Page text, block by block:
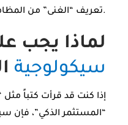
تعريف “الغنى” من المظاهر إلى الحرية والاستقلال.
لماذا يجب
سيكولوجية
إذا كنت قد قرأت كتباً مثل
“المستثمر الذكي”، فإن